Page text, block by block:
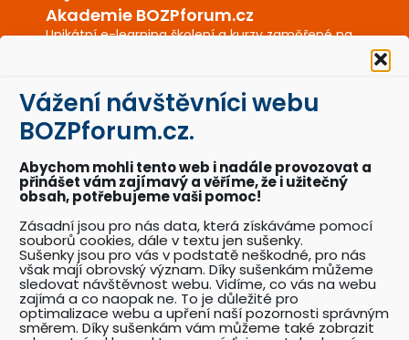
Vážení návštěvníci webu
BOZPforum.cz.
Abychom mohli tento web i nadále provozovat a
přinášet vám zajímavý a věříme, že i užitečný
obsah, potřebujeme vaši pomoc!
Zásadní jsou pro nás data, která získáváme pomocí
souborů cookies, dále v textu jen sušenky.
Sušenky jsou pro vás v podstatě neškodné, pro nás
však mají obrovský význam. Díky sušenkám můžeme
sledovat návštěvnost webu. Vidíme, co vás na webu
zajímá a co naopak ne. To je důležité pro
optimalizace webu a upření naší pozornosti správným
směrem. Díky sušenkám vám můžeme také zobrazit
Akademie BOZPforum.cz
Unikátní e-learning školení a kurzy zaměřené na
BOZPkestazeni.cz
Desítky profesionálně připravených vzorových
dokumentů a posterů BOZP a PO.
Akce BOZPforum.cz
Přehled pořádaných akcí se zaměřením na
problematiku BOZP.
Katalog odborníků BOZP